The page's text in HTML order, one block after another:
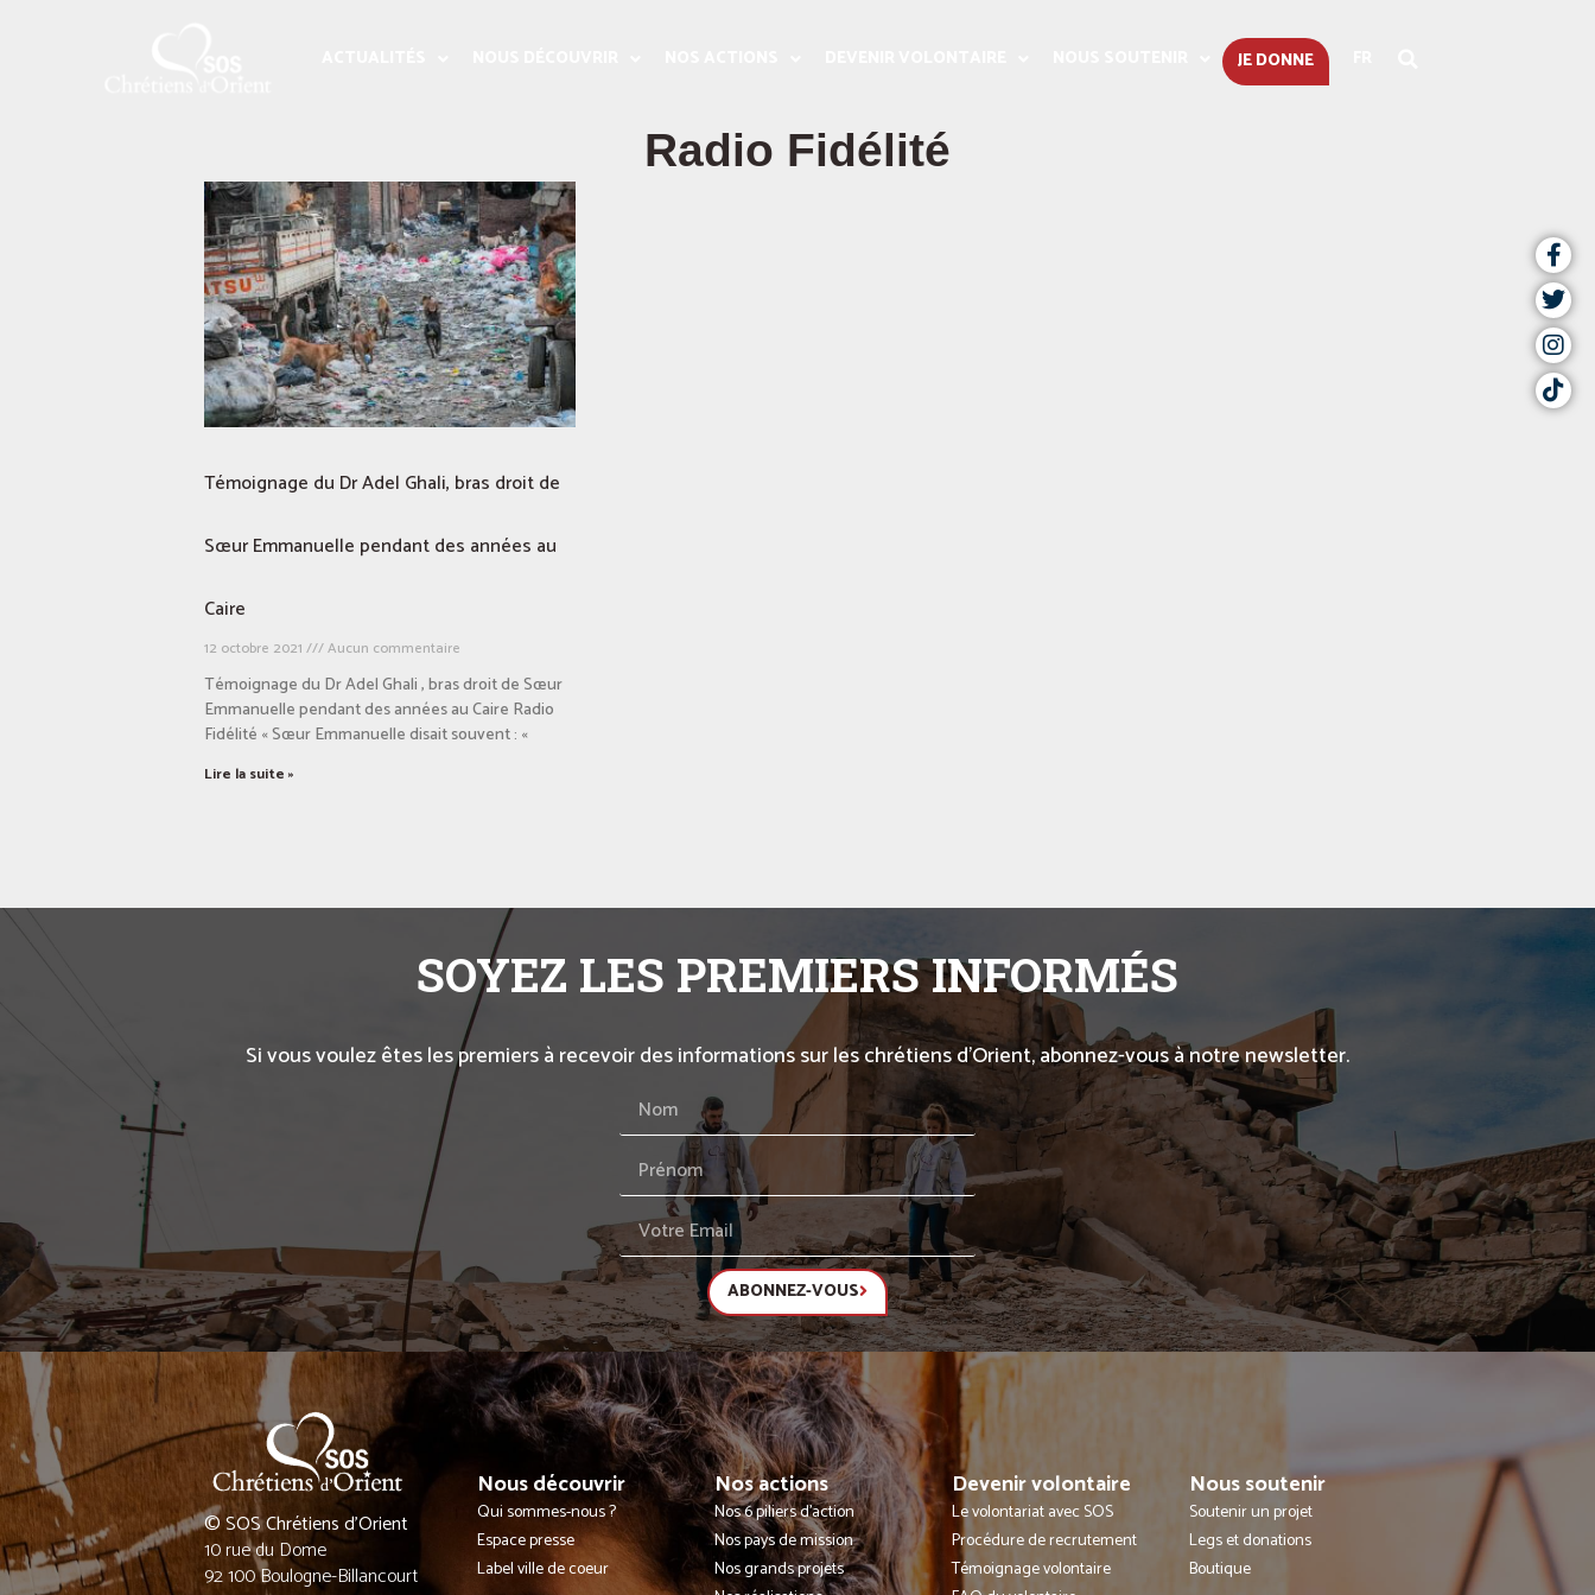
JE DONNE
Radio Fidélité
Témoignage du Dr Adel Ghali, bras droit de
Sœur Emmanuelle pendant des années au
Caire
12 octobre 2021 Aucun commentaire
Témoignage du Dr Adel Ghali , bras droit de Sœur
Emmanuelle pendant des années au Caire Radio
Fidélité « Sœur Emmanuelle disait souvent : «
Lire la suite »
SOYEZ LES PREMIERS INFORMÉS
Si vous voulez êtes les premiers à recevoir des informations sur les chrétiens d’Orient, abonnez-vous à notre newsletter.
ABONNEZ-VOUS
© SOS Chrétiens d’Orient
10 rue du Dome
92 100 Boulogne-Billancourt
Nous découvrir
Qui sommes-nous ?
Espace presse
Label ville de coeur
Nos actions
Nos 6 piliers d'action
Nos pays de mission
Nos grands projets
Devenir volontaire
Le volontariat avec SOS
Procédure de recrutement
Témoignage volontaire
Nous soutenir
Soutenir un projet
Legs et donations
Boutique